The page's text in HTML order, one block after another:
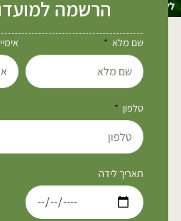
הרשמה
שם מלא
טלפון
תאריך לידה